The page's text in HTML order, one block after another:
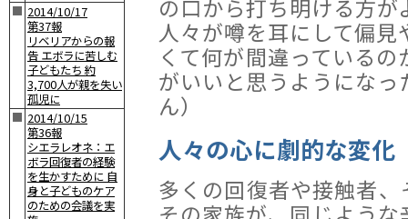
■ 2014/10/17
第37報
リベリアからの報
告 エボラに苦しむ
子どもたち 約
3,700人が親を失い
孤児に
■ 2014/10/15
第36報
シエラレオネ：エ
ボラ回復者の経験
を生かすために 自
身と子どものケア
のための会議を実
の口から打ち明ける方
人々が噂を耳にして偏
くて何が間違っている
がいいと思うようにな
ん）
人々の心に劇的な変化
多くの回復者や接触者、